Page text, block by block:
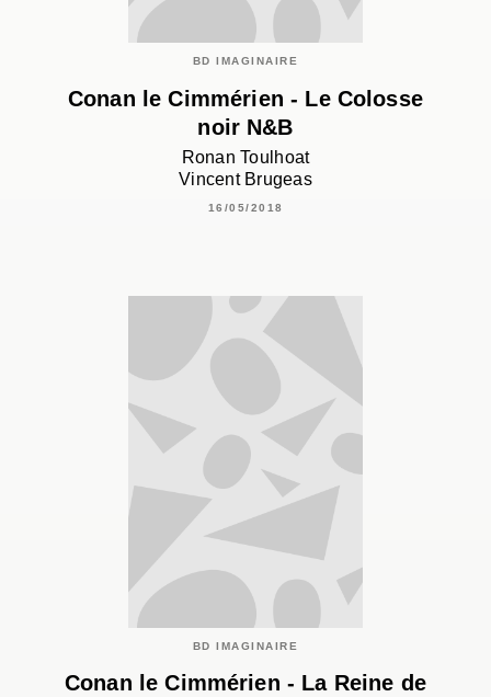
BD IMAGINAIRE
Conan le Cimmérien - Le Colosse
noir N&B
Ronan Toulhoat
Vincent Brugeas
16/05/2018
BD IMAGINAIRE
Conan le Cimmérien - La Reine de